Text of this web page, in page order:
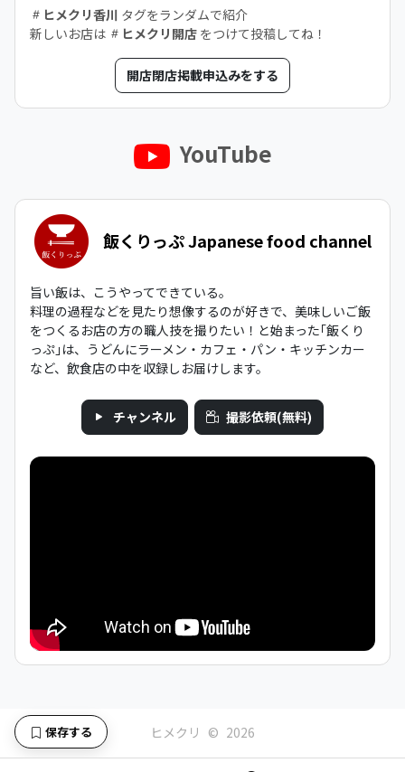
ヒメクリ香川 タグをランダムで紹介
新しいお店は
ヒメクリ開店 をつけて投稿してね！
開店閉店掲載申込みをする
YouTube
飯くりっぷ Japanese food channel
旨い飯は、こうやってできている。
料理の過程などを見たり想像するのが好きで、美味しいご飯
をつくるお店の方の職人技を撮りたい！と始まった｢飯くり
っぷ｣は、うどんにラーメン・カフェ・パン・キッチンカー
など、飲食店の中を収録しお届けします。
チャンネル 撮影依頼(無料)
ヒメクリ © 2026
保存する